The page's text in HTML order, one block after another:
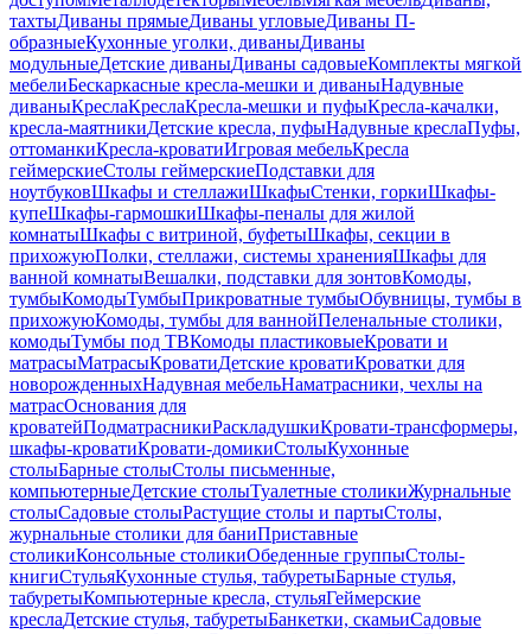
тахтыДиваны прямыеДиваны угловыеДиваны П-
образныеКухонные уголки, диваныДиваны
модульныеДетские диваныДиваны садовыеКомплекты мягкой
мебелиБескаркасные кресла-мешки и диваныНадувные
диваныКреслаКреслаКресла-мешки и пуфыКресла-качалки,
кресла-маятникиДетские кресла, пуфыНадувные креслаПуфы,
оттоманкиКресла-кроватиИгровая мебельКресла
геймерскиеСтолы геймерскиеПодставки для
ноутбуковШкафы и стеллажиШкафыСтенки, горкиШкафы-
купеШкафы-гармошкиШкафы-пеналы для жилой
комнатыШкафы с витриной, буфетыШкафы, секции в
прихожуюПолки, стеллажи, системы храненияШкафы для
ванной комнатыВешалки, подставки для зонтовКомоды,
тумбыКомодыТумбыПрикроватные тумбыОбувницы, тумбы в
прихожуюКомоды, тумбы для ваннойПеленальные столики,
комодыТумбы под ТВКомоды пластиковыеКровати и
матрасыМатрасыКроватиДетские кроватиКроватки для
новорожденныхНадувная мебельНаматрасники, чехлы на
матрасОснования для
кроватейПодматрасникиРаскладушкиКровати-трансформеры,
шкафы-кроватиКровати-домикиСтолыКухонные
столыБарные столыСтолы письменные,
компьютерныеДетские столыТуалетные столикиЖурнальные
столыСадовые столыРастущие столы и партыСтолы,
журнальные столики для баниПриставные
столикиКонсольные столикиОбеденные группыСтолы-
книгиСтульяКухонные стулья, табуретыБарные стулья,
табуретыКомпьютерные кресла, стульяГеймерские
креслаДетские стулья, табуретыБанкетки, скамьиСадовые